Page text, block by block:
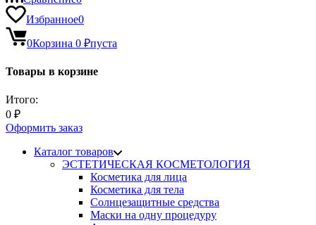
Избранное0
0Корзина 0 ₽пуста
Товары в корзине
Итого:
0 ₽
Оформить заказ
Каталог товаров
ЭСТЕТИЧЕСКАЯ КОСМЕТОЛОГИЯ
Косметика для лица
Косметика для тела
Солнцезащитные средства
Маски на одну процедуру